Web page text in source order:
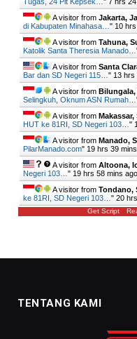
A visitor from Jakarta,
di Kabupaten Minahasa… " 10
A visitor from Tahuna,
Katolik Santa Theresia Manado…
A visitor from Santa
Bar dan SD Negeri 115… " 13 hrs
A visitor from
Selingkuh, Oknum ASN Rumah…
A visitor from
HUT ke 81RI, SD Negeri 103… "
A visitor from Manado,
PilarManado.com" 19 hrs 39
A visitor from Altoona,
Negeri 103… " 19 hrs 58 mins ago
A visitor from Tondano,
ke 81RI, SD Negeri 103… " 20
Get Script
TENTANG KAMI